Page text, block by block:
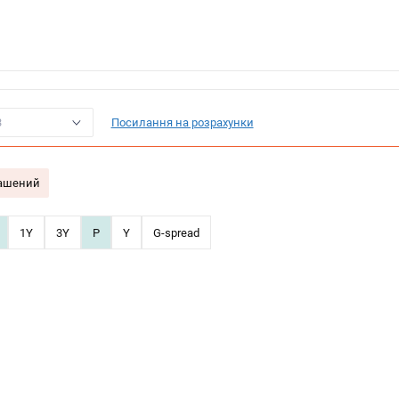
Посилання на розрахунки
1Y 3Y P Y G-spread